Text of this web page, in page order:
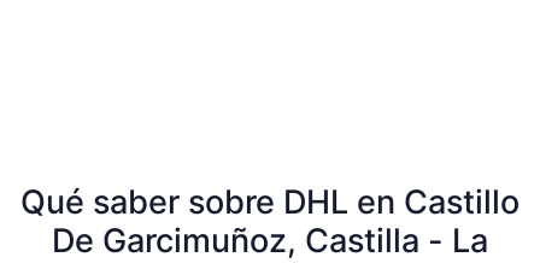
Qué saber sobre DHL en Castillo
De Garcimuñoz, Castilla - La